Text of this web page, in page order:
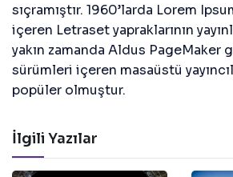
sıçramıştır. 1960’larda Lorem
içeren Letraset yapraklarının
yakın zamanda Aldus PageMaker
sürümleri içeren masaüstü
popüler olmuştur.
İlgili Yazılar